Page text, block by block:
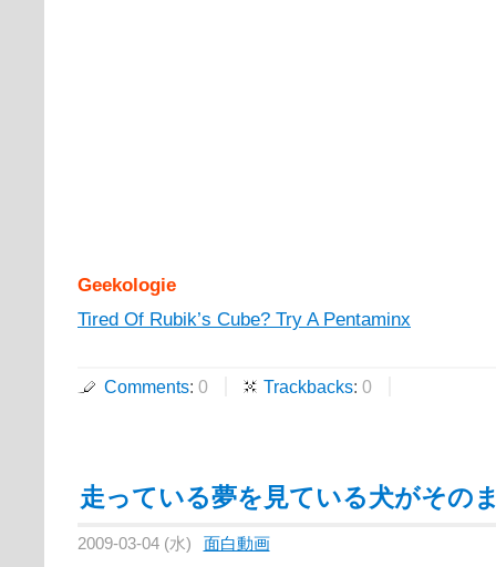
Geekologie
Tired Of Rubik’s Cube? Try A Pentaminx
Comments: 0 Trackbacks: 0
走っている夢を見ている犬がその
2009-03-04 (水) 面白動画